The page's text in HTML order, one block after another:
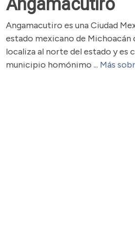
Angamacutiro
Angamacutiro es una Ciudad
estado mexicano de Michoacán
localiza al norte del estado y es
municipio homónimo ... Más